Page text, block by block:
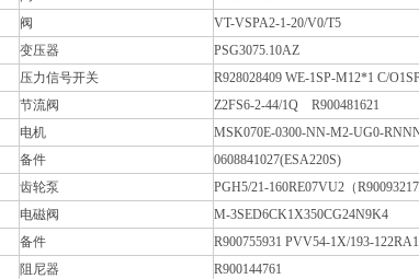
阀
VT-VSPA2-1-20/V0/T5
变压器
PSG3075.10AZ
压力信号开关
R928028409 WE-1SP-M12*1 C/
节流阀
Z2FS6-2-44/1Q R900481621
电机
MSK070E-0300-NN-M2-UG0-
备件
0608841027(ESA220S)
齿轮泵
PGH5/21-160RE07VU2（
电磁阀
M-3SED6CK1X350CG24N9K4
备件
R900755931 PVV54-1X/193-
阻尼器
R900144761